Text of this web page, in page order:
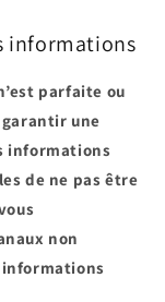
informations
parfaite ou
une
informations
de ne pas être
non
informations